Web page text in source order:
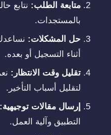
متابعة الطلب: نتابع
بالمستجدات.
حل المشكلات:
أثناء التسجيل أو بعده.
تقليل وقت الانتظار:
لتقليل أسباب التأخير.
إرسال مقالات توجيهية:
التطبيق وآلية العمل.